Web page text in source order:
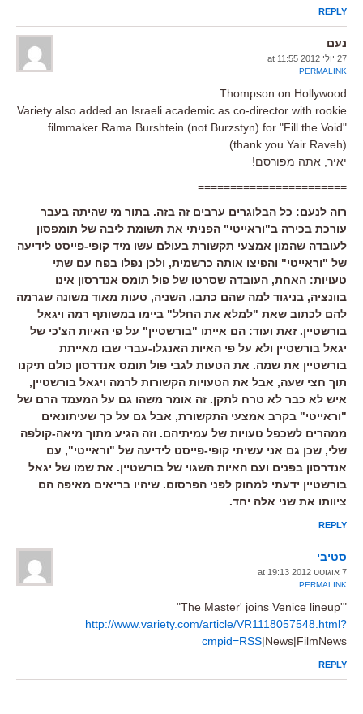
REPLY
נעם
27 יולי 2012 at 11:55
PERMALINK
Thompson on Hollywood:
Variety also added an Israeli academic as co-director with rookie
filmmaker Rama Burshtein (not Burzstyn) for "Fill the Void"
(thank you Yair Raveh).
יאיר, אתה מפורסם!
=======================
רוה לנעם: כל הבלוגרים ערבים זה בזה. בתור מי שהיתה בעבר
עורכת בכירה ב"וראייטי" הפניתי את תשומת ליבה של תומפסון
לעובדה שהמון אמצעי תקשורת בעולם עשו מיד קופי-פייסט לידיעה
של "וראייטי" והפיצו אותה כרשמית, ולכן נפלו בפח עם שתי
טעויות: האחת, העובדה שסרטו של פול תומס אנדרסון אינו
בוונציה, בניגוד למה שהם כתבו. השניה, טעות מאוד משונה שגרמה
להם לכתוב שאת "למלא את החלל" ביימו במשותף רמה ויגאל
בורשטיין. זאת ועוד: הם אייתו "בורשטיין" על פי האיות הצ'כי של
יגאל בורשטיין ולא על פי האיות האנגלו-עברי שבו מאייתת
בורשטיין את שמה. את הטעות לגבי פול תומס אנדרסון כולם תיקנו
תוך חצי שעה, אבל את הטעויות הקשורות לרמה ויגאל בורשטיין,
איש לא כבר לא טרח לתקן. זה אומר משהו גם על המעמד הרם של
"וראייטי" בקרב אמצעי התקשורת, אבל גם על כך שעיתונאים
ממהרים לשכפל טעויות של עמיתיהם. וזה הגיע מתוך מיאה-קולפה
שלי, שכן גם אני עשיתי קופי-פייסט לידיעה של "וראייטי", עם
אנדרסון בפנים ועם האיות השגוי של בורשטיין. את שמו של יגאל
בורשטיין ידעתי למחוק לפני הפרסום. שיהיו בריאים מאיפה הם
ציוותו את שני אלה יחד.
REPLY
סטיבי
7 אוגוסט 2012 at 19:13
PERMALINK
"'The Master' joins Venice lineup"
http://www.variety.com/article/VR1118057548.html?
cmpid=RSS|News|FilmNews
REPLY